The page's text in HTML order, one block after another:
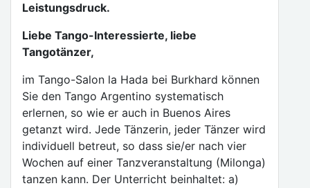
Leistungsdruck.
Liebe Tango-Interessierte, liebe
Tangotänzer,
im Tango-Salon la Hada bei Burkhard können
Sie den Tango Argentino systematisch
erlernen, so wie er auch in Buenos Aires
getanzt wird. Jede Tänzerin, jeder Tänzer wird
individuell betreut, so dass sie/er nach vier
Wochen auf einer Tanzveranstaltung (Milonga)
tanzen kann. Der Unterricht beinhaltet: a)